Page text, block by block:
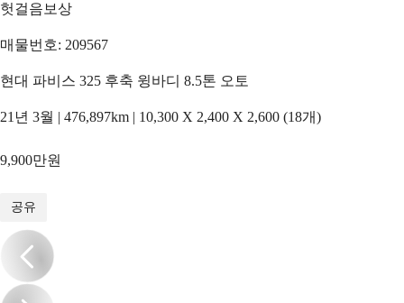
헛걸음보상
매물번호: 209567
현대 파비스 325 후축 윙바디 8.5톤 오토
21년 3월 | 476,897km | 10,300 X 2,400 X 2,600 (18개)
9,900만원
공유
/12